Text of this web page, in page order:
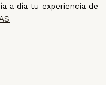
a día tu experiencia de